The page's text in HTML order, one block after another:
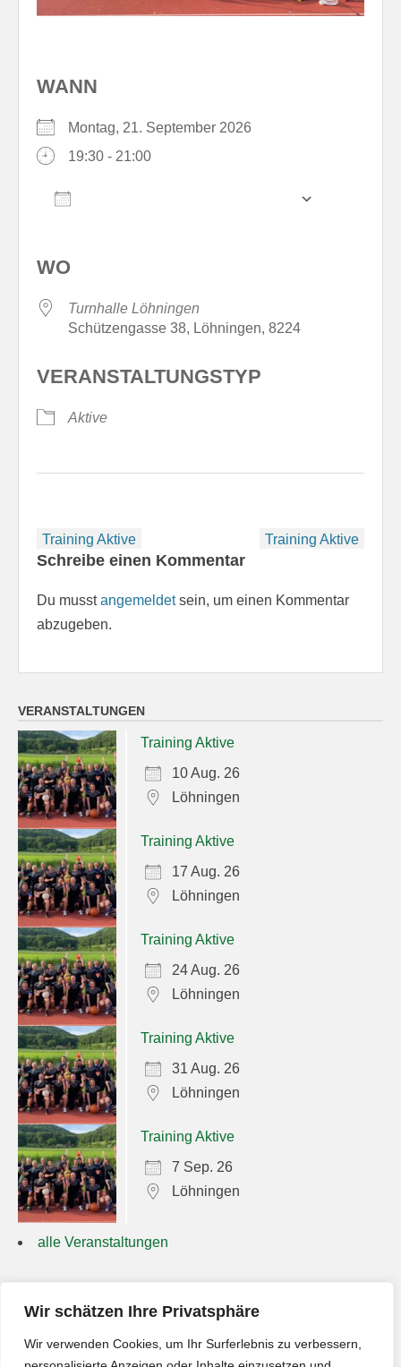
Wir schätzen Ihre Privatsphäre
Wir verwenden Cookies, um Ihr Surferlebnis zu verbessern,
WANN
Montag, 21. September 2026
19:30 - 21:00
WO
Turnhalle Löhningen
Schützengasse 38, Löhningen, 8224
VERANSTALTUNGSTYP
Aktive
Beitragsnavigation
Training Aktive Training Aktive
Schreibe einen Kommentar
Du musstangemeldetsein, um einen Kommentar
abzugeben.
VERANSTALTUNGEN
Training Aktive
10 Aug. 26
Löhningen
Training Aktive
17 Aug. 26
Löhningen
Training Aktive
24 Aug. 26
Löhningen
Training Aktive
31 Aug. 26
Löhningen
Training Aktive
7 Sep. 26
Löhningen
alle Veranstaltungen